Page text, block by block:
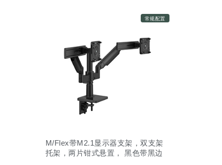
常规配置
M/Flex带M2.1显示器支架，双支架
托架，两片钳式悬置， 黑色带黑边